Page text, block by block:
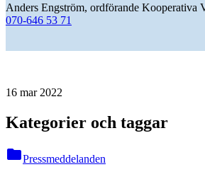
Anders Engström, ordförande Kooperativa
070-646 53 71
16 mar 2022
Kategorier och taggar
folderPressmeddelanden